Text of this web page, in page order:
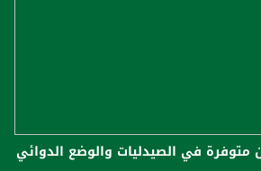
في الصيدليات والوضع الدوائي